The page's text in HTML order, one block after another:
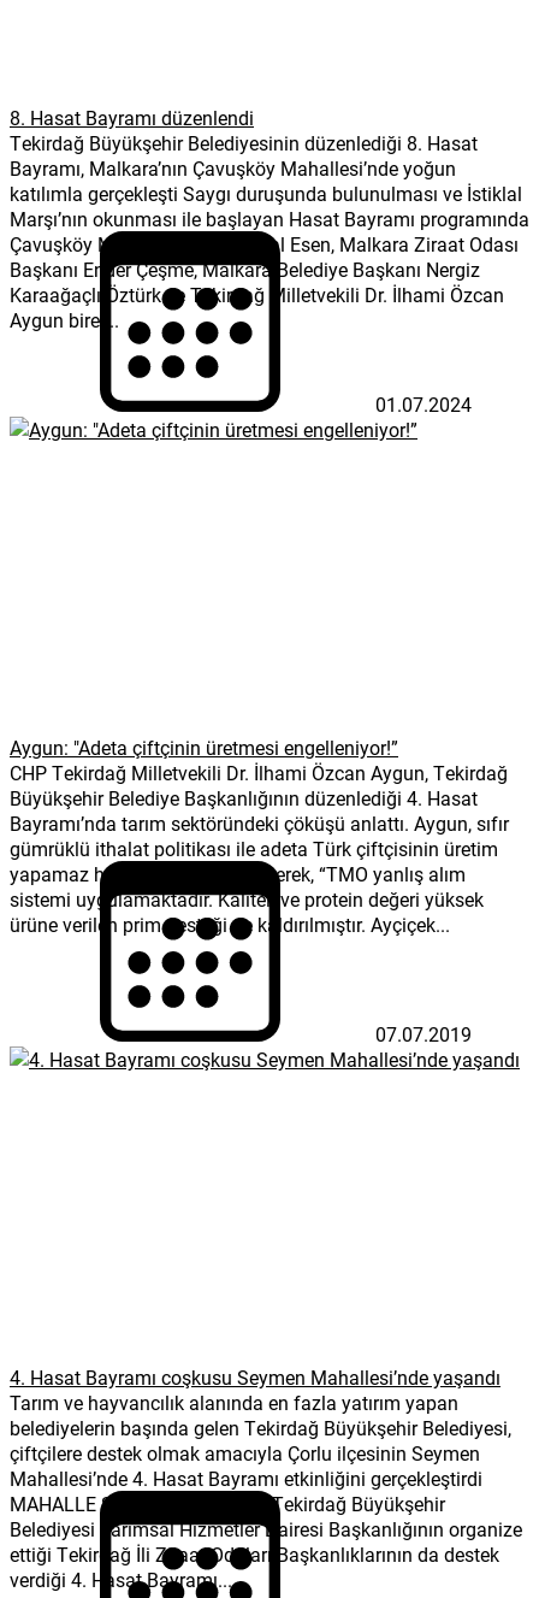
8. Hasat Bayramı düzenlendi
Tekirdağ Büyükşehir Belediyesinin düzenlediği 8. Hasat
Bayramı, Malkara’nın Çavuşköy Mahallesi’nde yoğun
katılımla gerçekleşti Saygı duruşunda bulunulması ve İstiklal
Marşı’nın okunması ile başlayan Hasat Bayramı programında
Çavuşköy Mahalle Muhtarı Erdal Esen, Malkara Ziraat Odası
Başkanı Ender Çeşme, Malkara Belediye Başkanı Nergiz
Karaağaçlı Öztürk ve Tekirdağ Milletvekili Dr. İlhami Özcan
Aygun birer...
01.07.2024
Aygun: "Adeta çiftçinin üretmesi engelleniyor!”
CHP Tekirdağ Milletvekili Dr. İlhami Özcan Aygun, Tekirdağ
Büyükşehir Belediye Başkanlığının düzenlediği 4. Hasat
Bayramı’nda tarım sektöründeki çöküşü anlattı. Aygun, sıfır
gümrüklü ithalat politikası ile adeta Türk çiftçisinin üretim
yapamaz hale getirildiğini belirterek, “TMO yanlış alım
sistemi uygulamaktadır. Kaliteli ve protein değeri yüksek
ürüne verilen prim desteği de kaldırılmıştır. Ayçiçek...
07.07.2019
4. Hasat Bayramı coşkusu Seymen Mahallesi’nde yaşandı
Tarım ve hayvancılık alanında en fazla yatırım yapan
belediyelerin başında gelen Tekirdağ Büyükşehir Belediyesi,
çiftçilere destek olmak amacıyla Çorlu ilçesinin Seymen
Mahallesi’nde 4. Hasat Bayramı etkinliğini gerçekleştirdi
MAHALLE SAKİNLERİ KATILDI Tekirdağ Büyükşehir
Belediyesi Tarımsal Hizmetler Dairesi Başkanlığının organize
ettiği Tekirdağ İli Ziraat Odaları Başkanlıklarının da destek
verdiği 4. Hasat Bayramı...